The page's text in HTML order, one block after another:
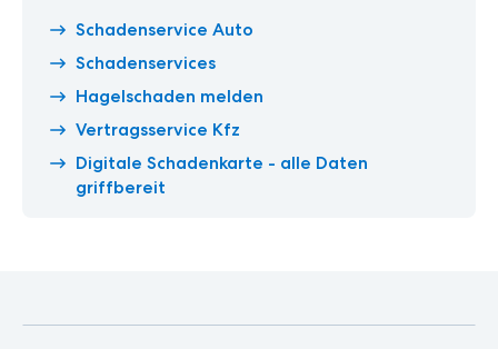
Schadenservice Auto
Schadenservices
Hagelschaden melden
Vertragsservice Kfz
Digitale Schadenkarte - alle Daten
griffbereit